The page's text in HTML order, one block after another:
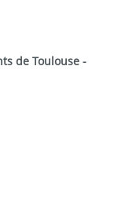
de Toulouse -